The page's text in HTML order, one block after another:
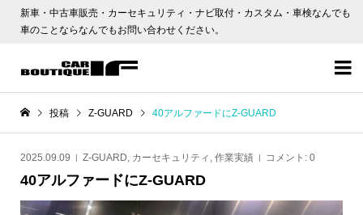
新車・中古車販売・カーセキュリティ・ナビ取付・カスタム・車検なんでも
車のことならなんでもお問い合わせください。

投稿 Z-GUARD 40アルファードにZ-GUARD
2025.09.09 Z-GUARD, カーセキュリティ , 作業実績 コメント: 0
40アルファードにZ-GUARD